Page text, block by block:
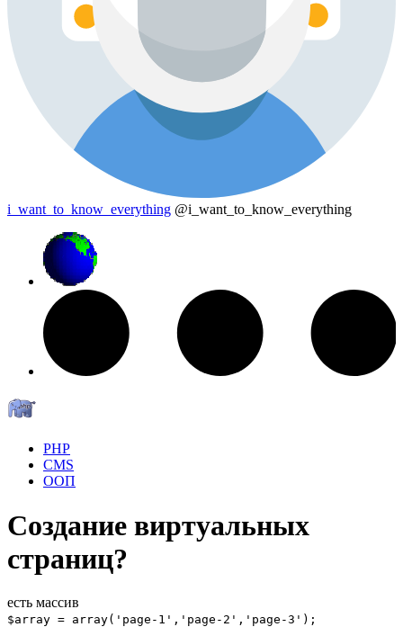
i_want_to_know_everything @i_want_to_know_everything
PHP
CMS
ООП
Создание виртуальных
страниц?
есть массив
$array = array('page-1','page-2','page-3');